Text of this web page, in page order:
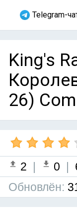
Telegram-
King's
26)
2 | 0 |
Обновлён: